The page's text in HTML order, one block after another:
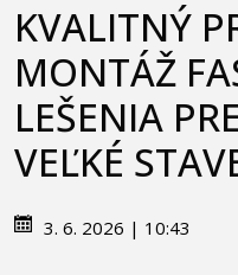
KVALITNÝ
MONTÁŽ
LEŠENIA
VEĽKÉ
3. 6. 2026 | 10:43